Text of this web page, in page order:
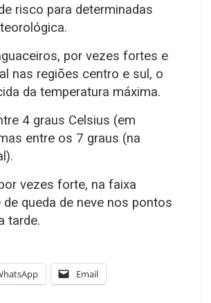
risco para determinadas
por vezes fortes e
nas regiões centro e sul, o
da temperatura máxima.
4 graus Celsius (em
entre os 7 graus (na
vezes forte, na faixa
queda de neve nos pontos
tarde.
Email